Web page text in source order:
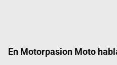
En Motorpasion Moto